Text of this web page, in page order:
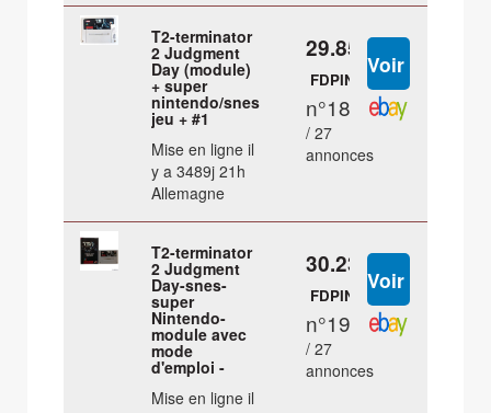
T2-terminator
2 Judgment
Day (module)
+ super
nintendo/snes
jeu + #1
Mise en ligne il
y a 3489j 21h
Allemagne
29.85 €
FDPIN
n°18
/ 27
annonces
T2-terminator
2 Judgment
Day-snes-
super
Nintendo-
module avec
mode
d'emploi -
Mise en ligne il
30.23 €
FDPIN
n°19
/ 27
annonces